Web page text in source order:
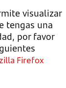
visualizar
tengas una
por favor
Firefox